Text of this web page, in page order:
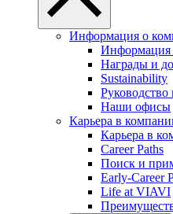
Информация о
Информация
Награды и
Sustainability
Наши офисы
Карьера в
Карьера в
Career Paths
Поиск и
Early-Career
Life at VIAVI